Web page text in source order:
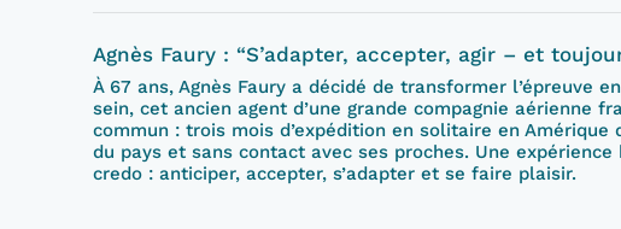
Agnès Faury : “S’adapter, accepter, agir – et
À 67 ans, Agnès Faury a décidé de transformer l’épreuve
sein, cet ancien agent d’une grande compagnie aérienne
commun : trois mois d’expédition en solitaire en
du pays et sans contact avec ses proches. Une
credo : anticiper, accepter, s’adapter et se faire plaisir.